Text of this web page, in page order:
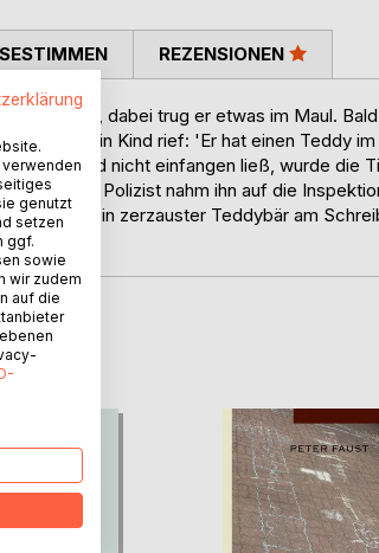
dabei trug er etwas im Maul.
spielten. Ein Kind rief: 'Er hat einen Teddy
der Hund nicht einfangen ließ, wurde die
Ein Polizist nahm ihn auf die
landete ein zerzauster Teddybär am
REZENSIONEN
genutzt
setzen
ggf.
sowie
wir zudem
auf die